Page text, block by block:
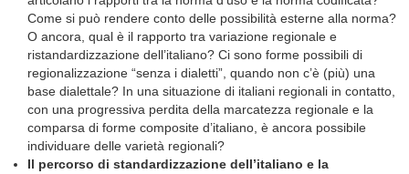
Come si può rendere conto delle possibilità esterne alla norma?
O ancora, qual è il rapporto tra variazione regionale e
ristandardizzazione dell’italiano? Ci sono forme possibili di
regionalizzazione “senza i dialetti”, quando non c’è (più) una
base dialettale? In una situazione di italiani regionali in contatto,
con una progressiva perdita della marcatezza regionale e la
comparsa di forme composite d’italiano, è ancora possibile
individuare delle varietà regionali?
Il percorso di standardizzazione dell’italiano e la